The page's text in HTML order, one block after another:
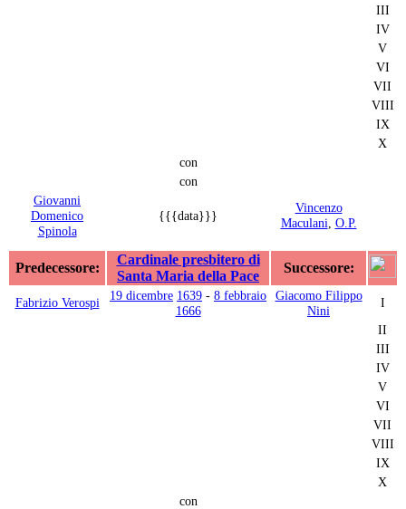
III
IV
V
VI
VII
VIII
IX
X
con
con
Giovanni
Domenico
Spinola
{{{data}}}
Vincenzo
Maculani O.P.
Predecessore:
Cardinale presbitero di
Santa Maria della Pace
Successore:
Fabrizio Verospi 19 dicembre 1639 - 8 febbraio
1666
Giacomo Filippo
Nini
I
II
III
IV
V
VI
VII
VIII
IX
X
con